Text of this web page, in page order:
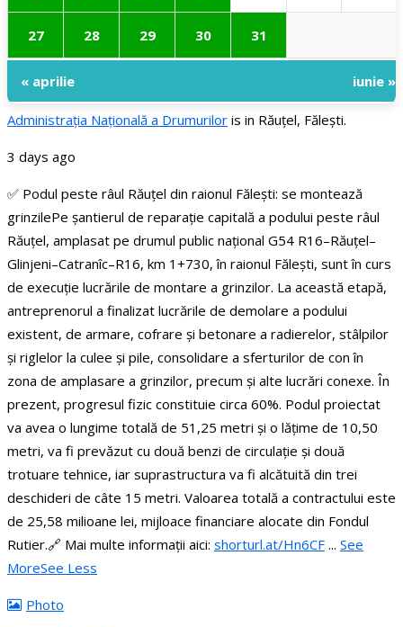
27 28 29 30 31
« aprilie iunie »
Administraţia Națională a Drumurilor is in Răuțel, Fălești.
3 days ago
✅ Podul peste râul Răuțel din raionul Fălești: se montează
grinzilePe șantierul de reparație capitală a podului peste râul
Răuțel, amplasat pe drumul public național G54 R16–Răuțel–
Glinjeni–Catranîc–R16, km 1+730, în raionul Fălești, sunt în curs
de execuție lucrările de montare a grinzilor. La această etapă,
antreprenorul a finalizat lucrările de demolare a podului
existent, de armare, cofrare și betonare a radierelor, stâlpilor
și riglelor la culee și pile, consolidare a sferturilor de con în
zona de amplasare a grinzilor, precum și alte lucrări conexe. În
prezent, progresul fizic constituie circa 60%. Podul proiectat
va avea o lungime totală de 51,25 metri și o lățime de 10,50
metri, va fi prevăzut cu două benzi de circulație și două
trotuare tehnice, iar suprastructura va fi alcătuită din trei
deschideri de câte 15 metri. Valoarea totală a contractului este
de 25,58 milioane lei, mijloace financiare alocate din Fondul
Rutier.🔗 Mai multe informații aici: shorturl.at/Hn6CF ... See
MoreSee Less
Photo